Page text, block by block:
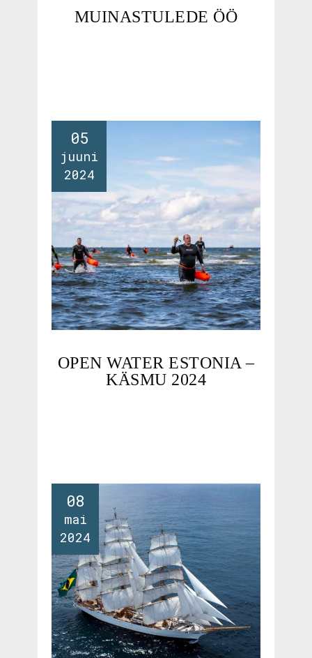
MUINASTULEDE ÖÖ
05
juuni
2024
OPEN WATER ESTONIA –
KÄSMU 2024
08
mai
2024